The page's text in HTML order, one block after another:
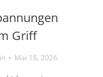
Griff
Mai 18, 2026